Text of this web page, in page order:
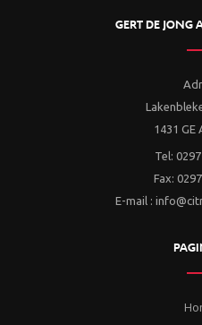
GERT DE JONG
1431 GE
Tel:
Fax:
E-mail :